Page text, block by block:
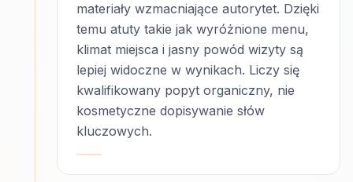
materiały wzmacniające autorytet. Dzięki
temu atuty takie jak wyróżnione menu,
klimat miejsca i jasny powód wizyty są
lepiej widoczne w wynikach. Liczy się
kwalifikowany popyt organiczny, nie
kosmetyczne dopisywanie słów
kluczowych.